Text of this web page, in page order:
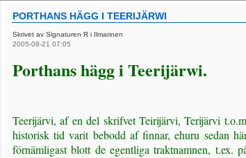
PORTHANS HÄGG I TEERIJÄRWI
Skrivet av Signaturen R i Ilmarinen
2005-08-21 07:05
Porthans hägg i Teerijärwi.
Teerijärvi, af en del skrifvet Teirijärvi, Terijärvi
historisk tid varit bebodd af finnar, ehuru sedan
förnämligast blott de egentliga traktnamnen, t.ex.